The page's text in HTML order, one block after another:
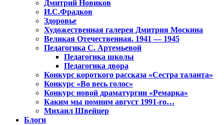
Дмитрий Новиков
И.С.Фрадков
Здоровье
Художественная галерея Дмитрия Москина
Великая Отечественная. 1941 — 1945
Педагогика С. Артемьевой
Педагогика школы
Педагогика двора
Конкурс короткого рассказа «Сестра таланта»
Конкурс «Во весь голос»
Конкурс новой драматургии «Ремарка»
Каким мы помним август 1991-го…
Михаил Швейцер
Блоги